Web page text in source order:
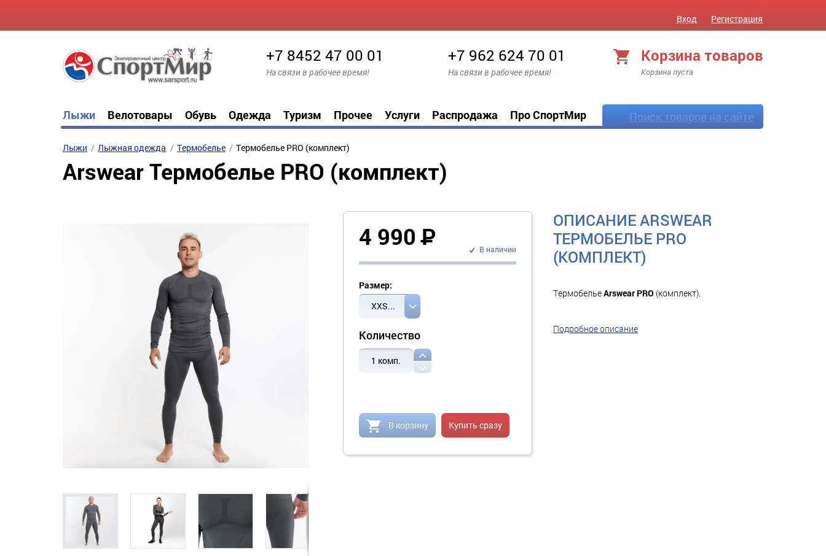
Вход Регистрация
+7 8452 47 00 01
На связи в рабочее время!
+7 962 624 70 01
На связи в рабочее время!
Корзина товаров
Корзина пуста
Лыжи Велотовары Обувь Одежда Туризм Прочее Услуги Распродажа Про СпортМир Поиск товаров на сайте
Лыжи Лыжная одежда Термобелье Термобелье PRO (комплект)
Arswear Термобелье PRO (комплект)
4 990Р В наличии
Размер:
XXS/XS
Количество
1 комп.
В корзину Купить сразу
ОПИСАНИЕ ARSWEAR
ТЕРМОБЕЛЬЕ PRO
(КОМПЛЕКТ)
ТермобельеArswear PRO (комплект).
Подробное описание